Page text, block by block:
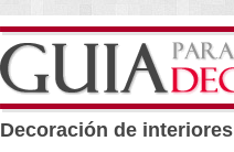
Decoración de interiores